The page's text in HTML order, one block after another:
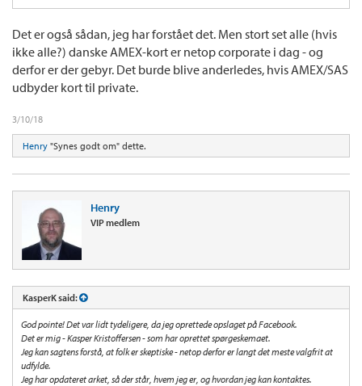
Det er også sådan, jeg har forstået det. Men stort set alle (hvis
ikke alle?) danske AMEX-kort er netop corporate i dag - og
derfor er der gebyr. Det burde blive anderledes, hvis AMEX/SAS
udbyder kort til private.
3/10/18
Henry "Synes godt om" dette.
Henry
VIP medlem
KasperK said:
God pointe! Det var lidt tydeligere, da jeg oprettede opslaget på Facebook.
Det er mig - Kasper Kristoffersen - som har oprettet spørgeskemaet.
Jeg kan sagtens forstå, at folk er skeptiske - netop derfor er langt det meste valgfrit at
udfylde.
Jeg har opdateret arket, så der står, hvem jeg er, og hvordan jeg kan kontaktes.